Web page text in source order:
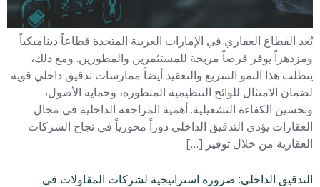
يُعد القطاع العقاري في الإمارات العربية المتحدة قطاعاً ديناميكياً
ومزدهراً يوفر فرصاً مربحة للمستثمرين والمطورين. ومع ذلك،
يتطلب هذا النمو السريع والتعقيد أيضاً ممارسات تدقيق داخلي قوية
لضمان الامتثال للوائح التنظيمية المتطورة، وحماية الأصول،
وتحسين الكفاءة التشغيلية. أهمية المراجعة الداخلية في مجال
العقارات يؤدي التدقيق الداخلي دوراً محورياً في نجاح الشركات
العقارية من خلال توفير […]
التدقيق الداخلي: ضرورة استراتيجية لشركات المقاولات في